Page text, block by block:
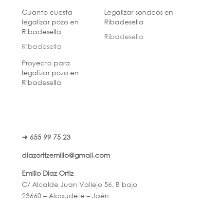
Cuanto cuesta
legalizar pozo en
Ribadesella
Ribadesella
Legalizar sondeos en
Ribadesella
Ribadesella
Proyecto para
legalizar pozo en
Ribadesella
➜ 655 99 75 23
diazortizemilio@gmail.com
Emilio Diaz Ortiz
C/ Alcalde Juan Vallejo 56, B bajo
23660 – Alcaudete – Jaén